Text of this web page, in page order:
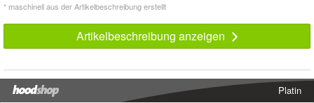
* maschinell aus der Artikelbeschreibung erstellt
Artikelbeschreibung anzeigen
Platin